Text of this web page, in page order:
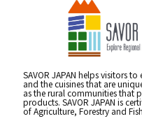
SAVOR JAPAN helps visitors
and the cuisines that are
as the rural communities that
products. SAVOR JAPAN is
of Agriculture, Forestry and